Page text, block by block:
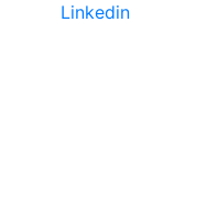
Linkedin